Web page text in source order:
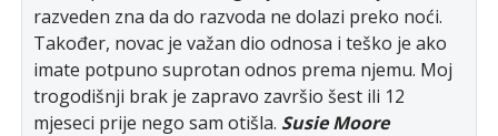
razveden zna da do razvoda ne dolazi preko noći.
Također, novac je važan dio odnosa i teško je ako
imate potpuno suprotan odnos prema njemu. Moj
trogodišnji brak je zapravo završio šest ili 12
mjeseci prije nego sam otišla. Susie Moore